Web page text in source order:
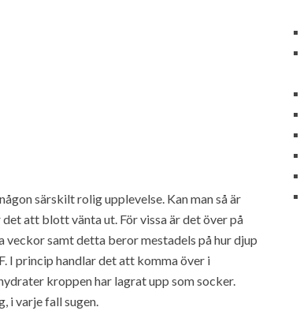
särskilt rolig upplevelse. Kan man så är
att blott vänta ut. För vissa är det över på
veckor samt detta beror mestadels på hur djup
I princip handlar det att komma över i
kroppen har lagrat upp som socker.
i varje fall sugen.